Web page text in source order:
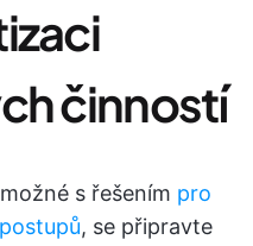
činností
s řešením pro
, se připravte